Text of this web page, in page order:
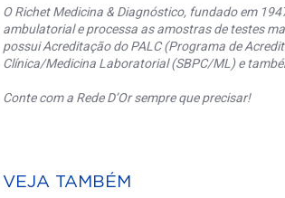
O Richet Medicina & Diagnóstico, fundado em
ambulatorial e processa as amostras de testes
possui Acreditação do PALC (Programa de
Clínica/Medicina Laboratorial (SBPC/ML) e
Conte com a Rede D’Or sempre que precisar!
VEJA TAMBÉM